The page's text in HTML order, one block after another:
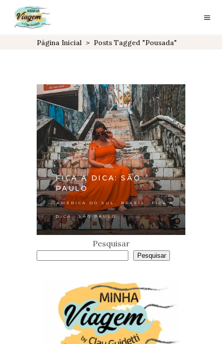
Página Inicial > Posts Tagged "pousada"
FICA A DICA: SÃO
PAULO
AMÉRICA DO SUL BRASIL , FICA A
DICA, SÃO PAULO
Pesquisar
Pesquisar